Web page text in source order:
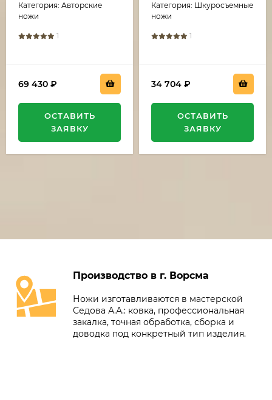
тополя
стабилизированный
гане
Категория: Авторские
ножи
1
69 430 ₽
ОСТАВИТЬ
ЗАЯВКУ
береза,черный граб с
инкрустацией
Категория: Шкуросъемные
ножи
1
34 704 ₽
ОСТАВИТЬ
ЗАЯВКУ
Производство в г. Ворсма
Ножи изготавливаются в мастерской
Седова А.А.: ковка, профессиональная
закалка, точная обработка, сборка и
доводка под конкретный тип изделия.